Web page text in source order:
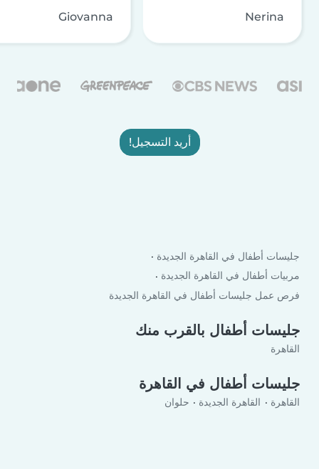
Nerina
Giovanna
أريد التسجيل!
جليسات أطفال في القاهرة الجديدة
مربيات أطفال في القاهرة الجديدة
فرص عمل جليسات أطفال في القاهرة الجديدة
جليسات أطفال بالقرب منك
القاهرة
جليسات أطفال في القاهرة
القاهرة القاهرة الجديدة حلوان